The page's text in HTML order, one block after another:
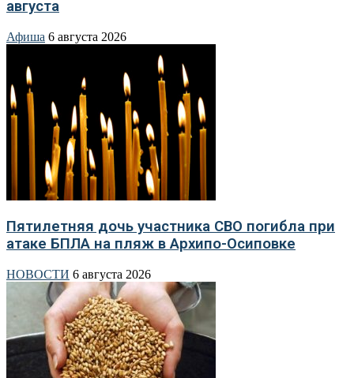
августа
Афиша 6 августа 2026
Пятилетняя дочь участника СВО погибла при
атаке БПЛА на пляж в Архипо-Осиповке
НОВОСТИ 6 августа 2026